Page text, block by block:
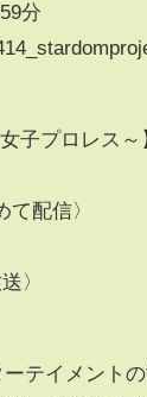
分
子プロレス～
て配信〉
〉
テイメント